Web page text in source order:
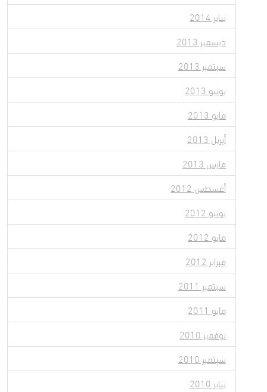
يناير 2014
ديسمبر 2013
سبتمبر 2013
يونيو 2013
مايو 2013
أبريل 2013
مارس 2013
أغسطس 2012
يونيو 2012
مايو 2012
فبراير 2012
سبتمبر 2011
مايو 2011
نوفمبر 2010
سبتمبر 2010
يناير 2010